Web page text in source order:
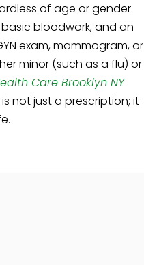
of age or gender.
bloodwork, and an
exam, mammogram, or
minor (such as a flu) or
Care Brooklyn NY
not just a prescription; it